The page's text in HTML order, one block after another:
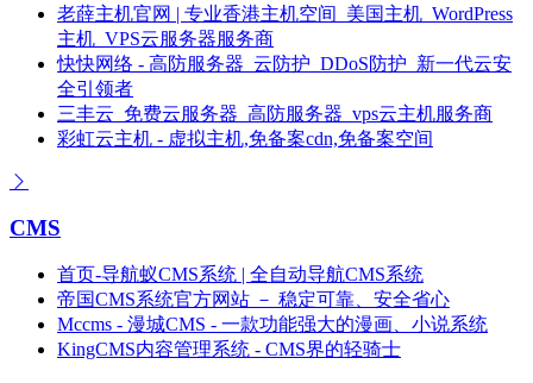
老薛主机官网 | 专业香港主机空间_美国主机_WordPress
主机_VPS云服务器服务商
快快网络 - 高防服务器_云防护_DDoS防护_新一代云安
全引领者
三丰云_免费云服务器_高防服务器_vps云主机服务商
彩虹云主机 - 虚拟主机,免备案cdn,免备案空间
CMS
首页-导航蚁CMS系统 | 全自动导航CMS系统
帝国CMS系统官方网站 － 稳定可靠、安全省心
Mccms - 漫城CMS - 一款功能强大的漫画、小说系统
KingCMS内容管理系统 - CMS界的轻骑士